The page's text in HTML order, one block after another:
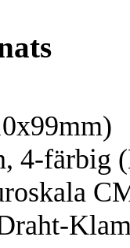
4-färbig